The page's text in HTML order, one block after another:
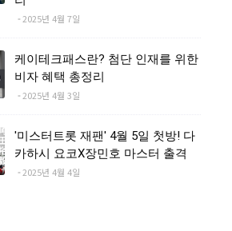
2025년 4월 7일
케이테크패스란? 첨단 인재를 위한
비자 혜택 총정리
2025년 4월 3일
'미스터트롯 재팬' 4월 5일 첫방! 다
카하시 요코X장민호 마스터 출격
2025년 4월 4일